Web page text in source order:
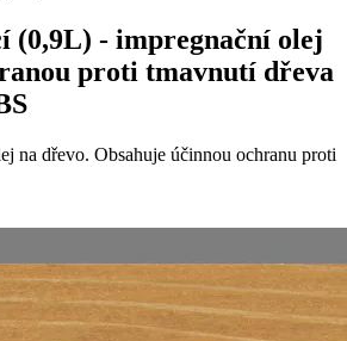
(0,9L) - impregnační olej
proti tmavnutí dřeva
na dřevo. Obsahuje účinnou ochranu proti